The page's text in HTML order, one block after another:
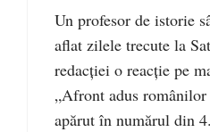
Un profesor de istorie
aflat zilele trecute la
redacţiei o reacţie pe
„Afront adus
apărut în numărul din